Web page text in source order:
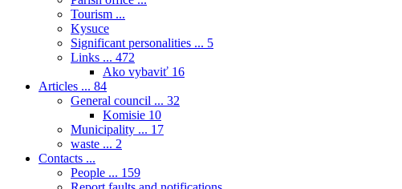
Tourism ...
Kysuce
Significant personalities ... 5
Links ... 472
Ako vybaviť 16
Articles ... 84
General council ... 32
Komisie 10
Municipality ... 17
waste ... 2
Contacts ...
People ... 159